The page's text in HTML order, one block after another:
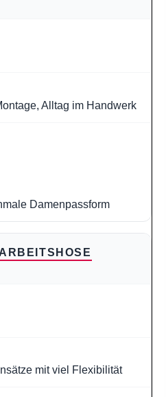
Alltag im Handwerk
Damenpassform
mit viel Flexibilität